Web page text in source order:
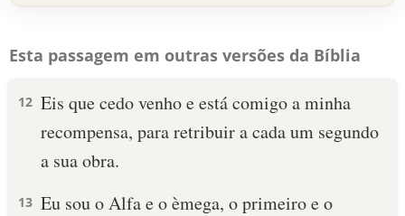
Esta passagem em outras versões da Bíblia
12 Eis que cedo venho e está comigo a minha
recompensa, para retribuir a cada um segundo
a sua obra.
13 Eu sou o Alfa e o èmega, o primeiro e o